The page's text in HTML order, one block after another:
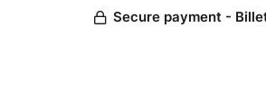
Secure payment -